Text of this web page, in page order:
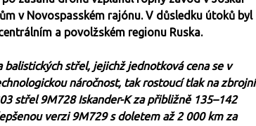
v Novospasském rajónu. V důsledku útoků byl
a povolžském regionu Ruska.
střel, jejichž jednotková cena se v
náročnost, tak rostoucí tlak na zbrojní
střel 9M728 Iskander-K za přibližně 135–142
verzi 9M729 s doletem až 2 000 km za